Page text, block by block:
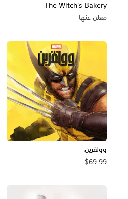
The Witch's Bakery
معلن عنها
وولڤرين
$69.99